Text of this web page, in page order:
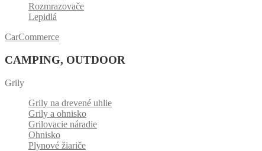
Rozmrazovače
Lepidlá
CarCommerce
CAMPING, OUTDOOR
Grily
Grily na drevené uhlie
Grily a ohnisko
Grilovacie náradie
Ohnisko
Plynové žiariče